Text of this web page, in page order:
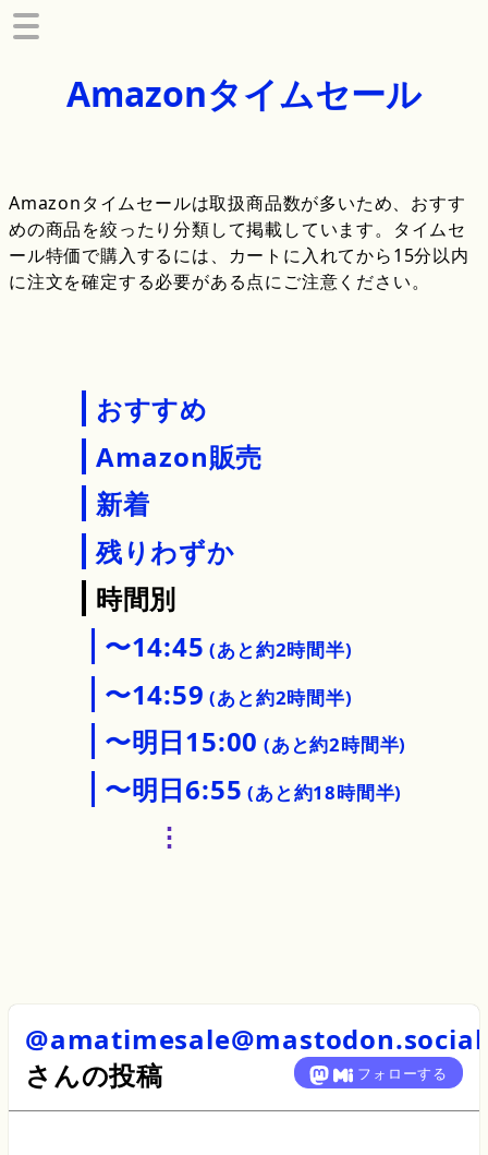
Amazonタイムセール
Amazonタイムセールは取扱商品数が多いため、おすす
めの商品を絞ったり分類して掲載しています。タイムセ
ール特価で購入するには、カートに入れてから15分以内
に注文を確定する必要がある点にご注意ください。
おすすめ
Amazon販売
新着
残りわずか
時間別
〜14:45
あと約2時間半
〜14:59 あと約2時間半
〜明日15:00 あと約2時間半
〜明日6:55 あと約18時間半
⋮
@amatimesale@mastodon.social
さんの投稿 フォローする